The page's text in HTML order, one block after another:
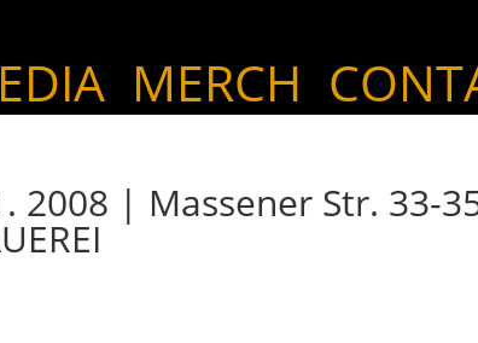
MERCH
2008 | Massener Str. 33-